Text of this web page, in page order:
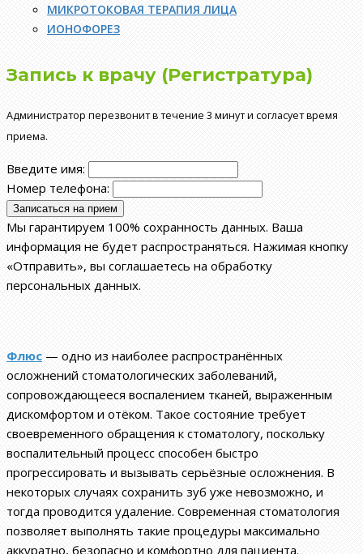
МИКРОТОКОВАЯ ТЕРАПИЯ ЛИЦА
ИОНОФОРЕЗ
Запись к врачу (Регистратура)
Администратор перезвонит в течение 3 минут и согласует время
приема.
Введите имя:
Номер телефона:
Мы гарантируем 100% сохранность данных. Ваша
информация не будет распространяться. Нажимая кнопку
«Отправить», вы соглашаетесь на обработку
персональных данных.
Флюс — одно из наиболее распространённых
осложнений стоматологических заболеваний,
сопровождающееся воспалением тканей, выраженным
дискомфортом и отёком. Такое состояние требует
своевременного обращения к стоматологу, поскольку
воспалительный процесс способен быстро
прогрессировать и вызывать серьёзные осложнения. В
некоторых случаях сохранить зуб уже невозможно, и
тогда проводится удаление. Современная стоматология
позволяет выполнять такие процедуры максимально
аккуратно, безопасно и комфортно для пациента.